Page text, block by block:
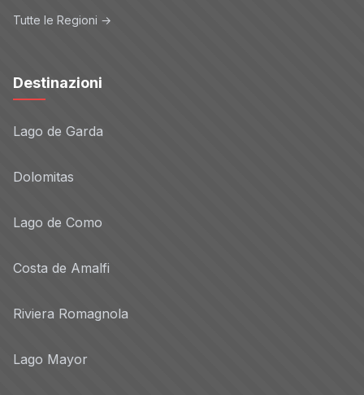
Tutte le Regioni →
Destinazioni
Lago de Garda
Dolomitas
Lago de Como
Costa de Amalfi
Riviera Romagnola
Lago Mayor